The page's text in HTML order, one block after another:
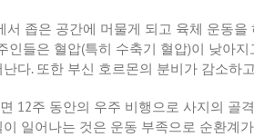
서 좁은 공간에 머물게 되고 육체 운동
인들은 혈압(특히 수축기 혈압)이 낮아
난다. 또한 부신 호르몬의 분비가 감소하
12주 동안의 우주 비행으로 사지의 골
일어나는 것은 운동 부족으로 순환계